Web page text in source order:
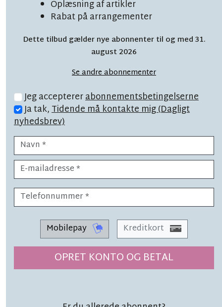
Oplæsning af artikler
Rabat på arrangementer
Dette tilbud gælder nye abonnenter til og med 31.
august 2026
Se andre abonnementer
Jeg acceptererabonnementsbetingelserne
Ja tak,Tidende må kontakte mig (Dagligt
nyhedsbrev)
Mobilepay Kreditkort
OPRET KONTO OG BETAL
LÆSETID 3 MIN.
Stor millionbesparelse
på skolebusser vil blive
spist af solokørsel til 16
børn
LÆSETID 2 MIN.
Stor nedgang i elevtal i Nexø
LÆSETID 5 MIN.